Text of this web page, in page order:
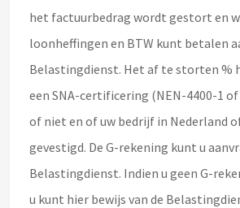
het factuurbedrag wordt gestort en
loonheffingen en BTW kunt betalen
Belastingdienst. Het af te storten %
een SNA-certificering (NEN-4400-1
of niet en of uw bedrijf in Nederland
gevestigd. De G-rekening kunt u
Belastingdienst. Indien u geen G-
u kunt hier bewijs van de